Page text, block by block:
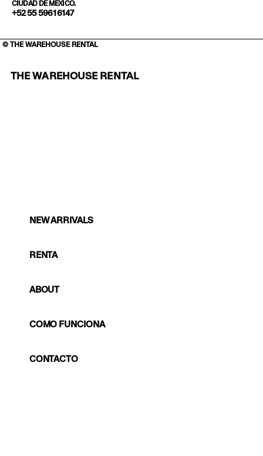
CIUDAD DE MÉXICO.
+52 55 5961 6147
© THE WAREHOUSE RENTAL
THE WAREHOUSE RENTAL
NEW ARRIVALS
RENTA
ABOUT
COMO FUNCIONA
CONTACTO